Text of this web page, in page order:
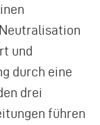
und
durch eine
drei
führen